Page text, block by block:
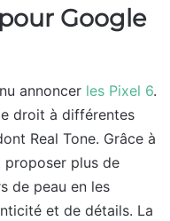
Google
annoncer les Pixel 6.
droit à différentes
Real Tone. Grâce à
proposer plus de
de peau en les
et de détails. La